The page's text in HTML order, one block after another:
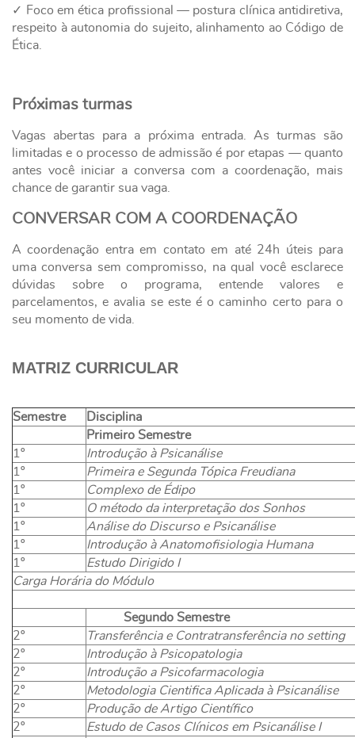
✓ Foco em ética profissional — postura clínica antidiretiva,
respeito à autonomia do sujeito, alinhamento ao Código de
Ética.
Próximas turmas
Vagas abertas para a próxima entrada. As turmas são
limitadas e o processo de admissão é por etapas — quanto
antes você iniciar a conversa com a coordenação, mais
chance de garantir sua vaga.
CONVERSAR COM A COORDENAÇÃO
A coordenação entra em contato em até 24h úteis para
uma conversa sem compromisso, na qual você esclarece
dúvidas sobre o programa, entende valores e
parcelamentos, e avalia se este é o caminho certo para o
seu momento de vida.
MATRIZ CURRICULAR
Semestre
Disciplina
Primeiro Semestre
1º
Introdução à Psicanálise
1º
Primeira e Segunda Tópica Freudiana
1º
Complexo de Édipo
1º
O método da interpretação dos Sonhos
1º
Análise do Discurso e Psicanálise
1º
Introdução à Anatomofisiologia Humana
1º
Estudo Dirigido I
Carga Horária do Módulo
Segundo Semestre
2º
Transferência e Contratransferência no setting
2º
Introdução à Psicopatologia
2º
Introdução a Psicofarmacologia
2º
Metodologia Cientifica Aplicada à Psicanálise
2º
Produção de Artigo Científico
2º
Estudo de Casos Clínicos em Psicanálise I